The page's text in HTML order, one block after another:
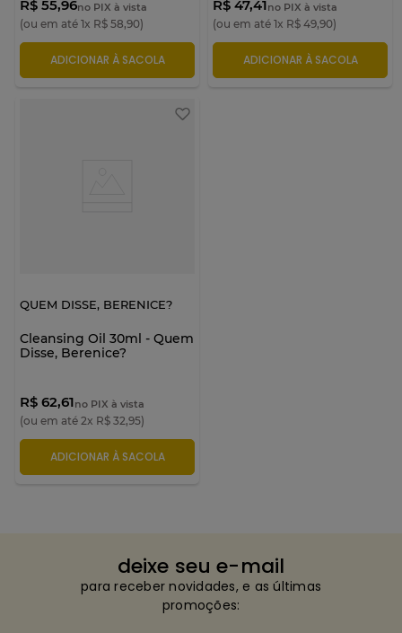
R$ 55,96no PIX à vista
(ou em até 1x R$ 58,90)
ADICIONAR À SACOLA
R$ 47,41no PIX à vista
(ou em até 1x R$ 49,90)
ADICIONAR À SACOLA
QUEM DISSE, BERENICE?
Cleansing Oil 30ml - Quem
Disse, Berenice?
R$ 62,61no PIX à vista
(ou em até 2x R$ 32,95)
ADICIONAR À SACOLA
deixe seu e-mail
para receber novidades, e as últimas
promoções: